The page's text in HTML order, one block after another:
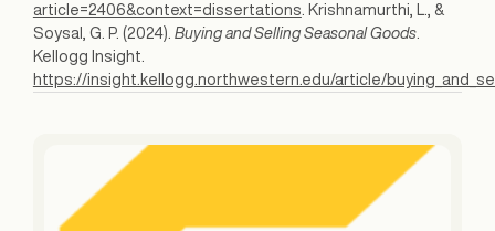
article=2406&context=dissertations . Krishnamurthi, L., &
Soysal, G. P. (2024). Buying and Selling Seasonal Goods.
Kellogg Insight.
https://insight.kellogg.northwestern.edu/article/